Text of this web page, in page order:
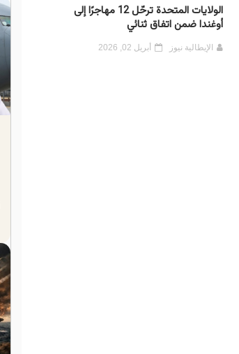
الولايات المتحدة ترحّل 12 مهاجرًا إلى
أوغندا ضمن اتفاق ثنائي
الإيطالية نيوز أبريل 02, 2026